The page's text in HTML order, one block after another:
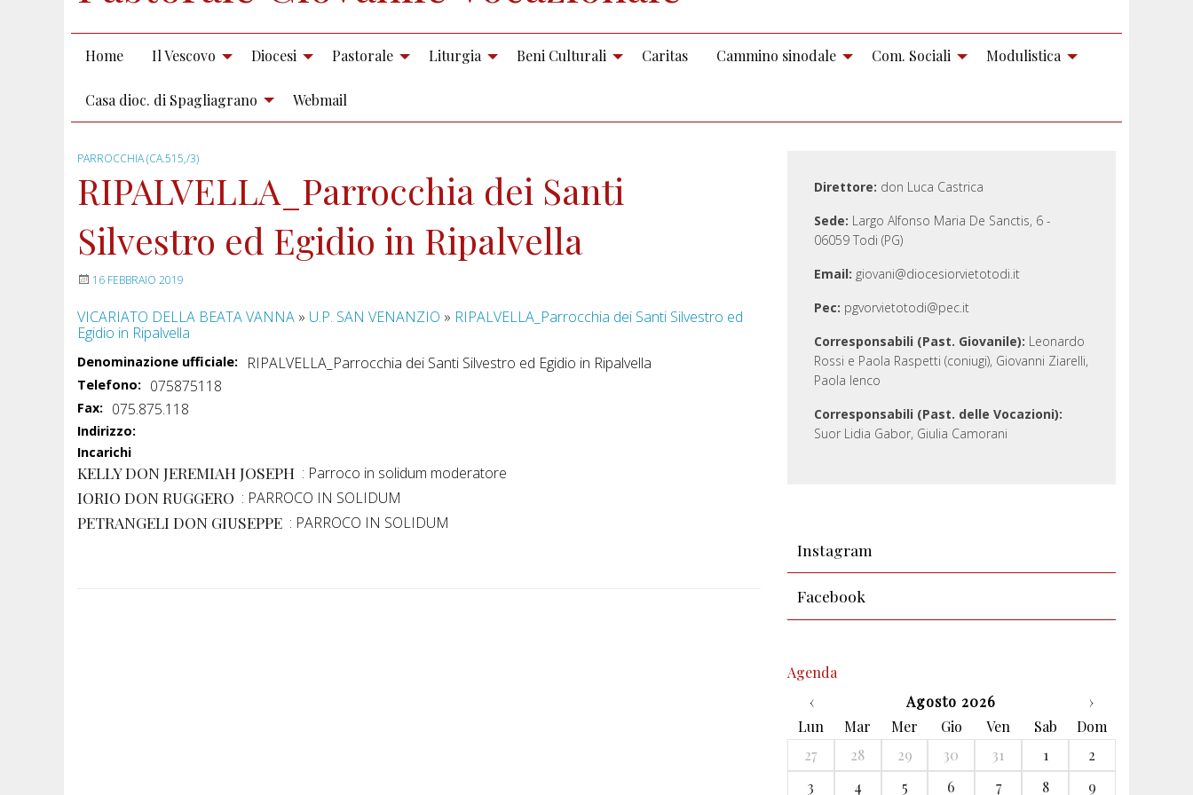
Home Il Vescovo Diocesi Pastorale Liturgia Beni Culturali Caritas Cammino sinodale Com. Sociali Modulistica
Casa dioc. di Spagliagrano Webmail
PARROCCHIA (CA.515,/3)
RIPALVELLA_Parrocchia dei Santi
Silvestro ed Egidio in Ripalvella
16 FEBBRAIO 2019
VICARIATO DELLA BEATA VANNA » U.P. SAN VENANZIO » RIPALVELLA_Parrocchia dei Santi Silvestro ed
Egidio in Ripalvella
Denominazione ufficiale: RIPALVELLA_Parrocchia dei Santi Silvestro ed Egidio in Ripalvella
Telefono: 075875118
Fax: 075.875.118
Indirizzo:
Incarichi
KELLY DON JEREMIAH JOSEPH : Parroco in solidum moderatore
IORIO DON RUGGERO : PARROCO IN SOLIDUM
PETRANGELI DON GIUSEPPE : PARROCO IN SOLIDUM
Direttore: don Luca Castrica
Sede: Largo Alfonso Maria De Sanctis, 6 -
06059 Todi (PG)
Email: giovani@diocesiorvietotodi.it
Pec: pgvorvietotodi@pec.it
Corresponsabili (Past. Giovanile): Leonardo
Rossi e Paola Raspetti (coniugi), Giovanni Ziarelli,
Paola Ienco
Corresponsabili (Past. delle Vocazioni):
Suor Lidia Gabor, Giulia Camorani
Instagram
Facebook
Agenda
‹
Agosto 2026
›
Lun
Mar Mer Gio Ven Sab
Dom
27
28 29 30 31 1
2
3
4 5 6 7 8 9